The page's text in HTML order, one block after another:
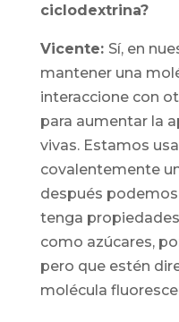
ciclodextrina?
Vicente: Sí, en
mantener una
interaccione con
para aumentar la
vivas. Estamos
covalentemente
después
tenga
como azúcares,
pero que estén
molécula